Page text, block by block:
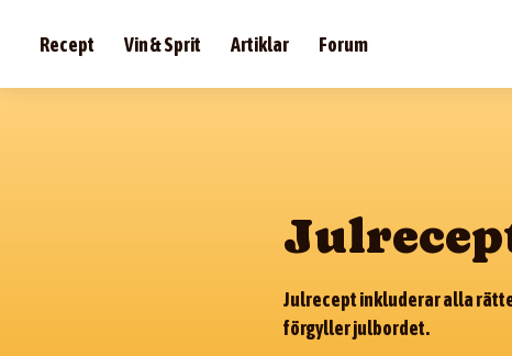
Recept Vin & Sprit Artiklar Forum
Julrecept inkluderar alla
förgyller julbordet.